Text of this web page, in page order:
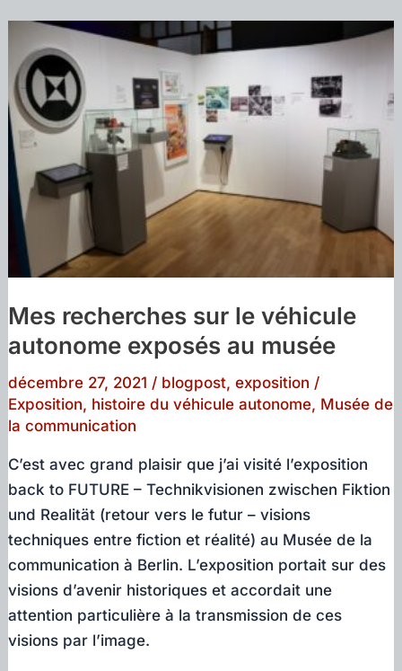
tchèque
sur
la
conduite
autonome
Mes recherches sur le véhicule
autonome exposés au musée
décembre 27, 2021 / blogpost,exposition /
Exposition, histoire du véhicule autonome, Musée de
la communication
C’est avec grand plaisir que j’ai visité l’exposition
back to FUTURE – Technikvisionen zwischen Fiktion
und Realität (retour vers le futur – visions
techniques entre fiction et réalité) au Musée de la
communication à Berlin. L’exposition portait sur des
visions d’avenir historiques et accordait une
attention particulière à la transmission de ces
visions par l’image.